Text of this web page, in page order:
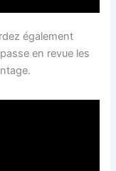
également
en revue les